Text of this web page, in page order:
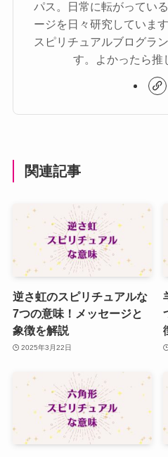
パス。日常に転がってい
ージを日々研究していま
スピリチュアルブログラ
す。よかったら推
関連記事
逆さ虹のスピリチュアルな
7つの意味！メッセージと
象徴を解説
2025年3月22日